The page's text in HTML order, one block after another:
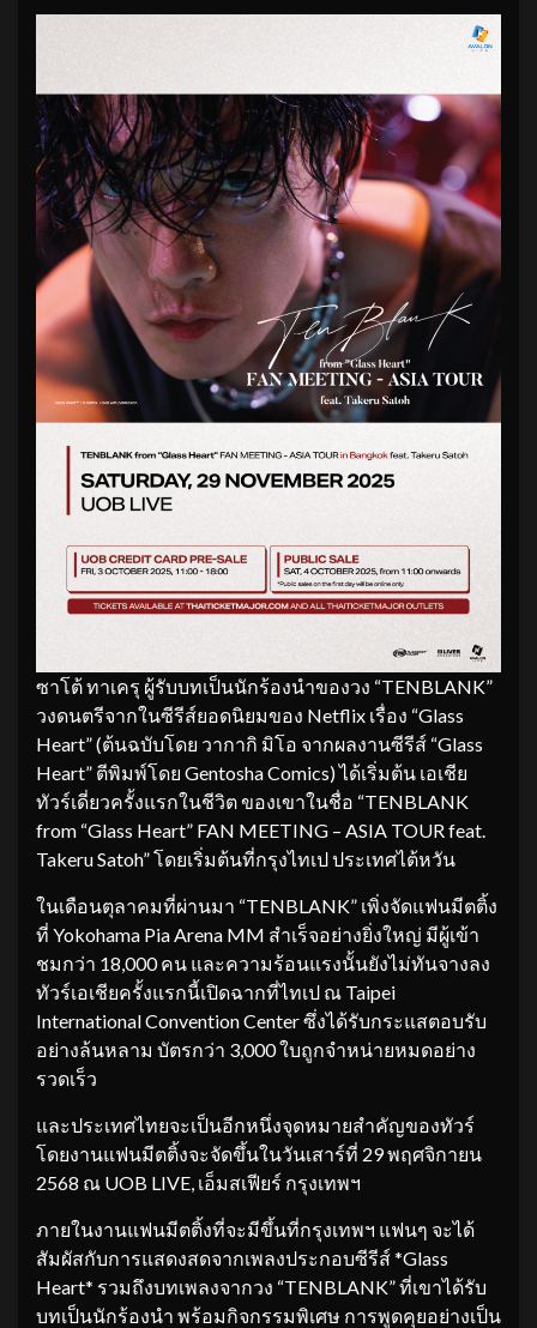
ซาโต้ ทาเครุ ผู้รับบทเป็นนักร้องนำของวง “TENBLANK”
วงดนตรีจากในซีรีส์ยอดนิยมของ Netflix เรื่อง “Glass
Heart” (ต้นฉบับโดย วากากิ มิโอ จากผลงานซีรีส์ “Glass
Heart” ตีพิมพ์โดย Gentosha Comics) ได้เริ่มต้น เอเชีย
ทัวร์เดี่ยวครั้งแรกในชีวิต ของเขาในชื่อ “TENBLANK
from “Glass Heart” FAN MEETING – ASIA TOUR feat.
Takeru Satoh” โดยเริ่มต้นที่กรุงไทเป ประเทศไต้หวัน
ในเดือนตุลาคมที่ผ่านมา “TENBLANK” เพิ่งจัดแฟนมีตติ้ง
ที่ Yokohama Pia Arena MM สำเร็จอย่างยิ่งใหญ่ มีผู้เข้า
ชมกว่า 18,000 คน และความร้อนแรงนั้นยังไม่ทันจางลง
ทัวร์เอเชียครั้งแรกนี้เปิดฉากที่ไทเป ณ Taipei
International Convention Center ซึ่งได้รับกระแสตอบรับ
อย่างล้นหลาม บัตรกว่า 3,000 ใบถูกจำหน่ายหมดอย่าง
รวดเร็ว
และประเทศไทยจะเป็นอีกหนึ่งจุดหมายสำคัญของทัวร์
โดยงานแฟนมีตติ้งจะจัดขึ้นในวันเสาร์ที่ 29 พฤศจิกายน
2568 ณ UOB LIVE, เอ็มสเฟียร์ กรุงเทพฯ
ภายในงานแฟนมีตติ้งที่จะมีขึ้นที่กรุงเทพฯ แฟนๆ จะได้
สัมผัสกับการแสดงสดจากเพลงประกอบซีรีส์ *Glass
Heart* รวมถึงบทเพลงจากวง “TENBLANK” ที่เขาได้รับ
บทเป็นนักร้องนำ พร้อมกิจกรรมพิเศษ การพูดคุยอย่างเป็น